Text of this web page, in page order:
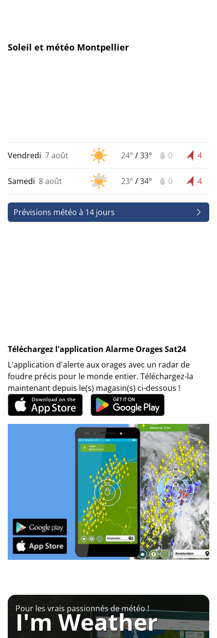
Soleil et météo Montpellier
Vendredi 7 août 24° /33° 0 4
Samedi 8 août 23° /34° 0 4
Prévisions météo à 14 jours
Téléchargez l'application Alarme Orages Sat24
L'application d'alerte aux orages avec un radar de
foudre précis pour le monde entier. Téléchargez-la
maintenant depuis le(s) magasin(s) ci-dessous !
Pour les vrais passionnés de météo !
I'm Weather